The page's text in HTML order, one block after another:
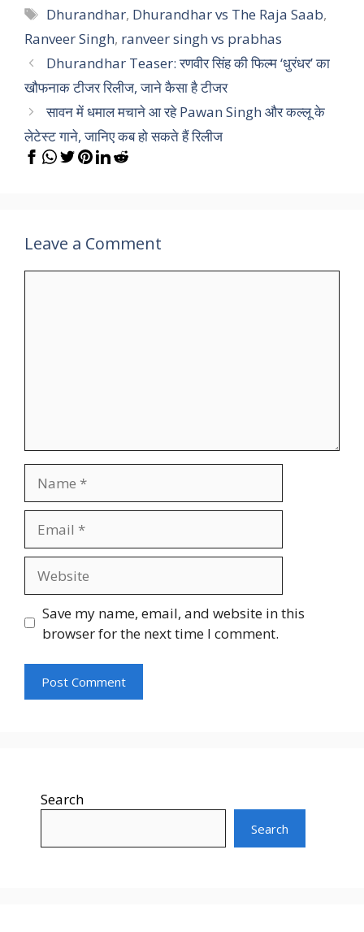
Tags
Dhurandhar, Dhurandhar vs The Raja Saab,
Ranveer Singh, ranveer singh vs prabhas
Dhurandhar Teaser: रणवीर सिंह की फिल्म ‘धुरंधर’ का
खौफनाक टीजर रिलीज, जाने कैसा है टीजर
सावन में धमाल मचाने आ रहे Pawan Singh और कल्लू के
लेटेस्ट गाने, जानिए कब हो सकते हैं रिलीज
Leave a Comment
Save my name, email, and website in this
browser for the next time I comment.
Search
Search